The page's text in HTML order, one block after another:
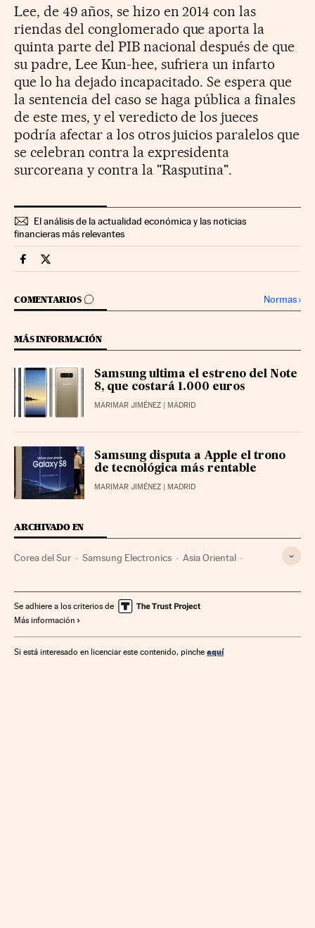
Lee, de 49 años, se hizo en 2014 con las
riendas del conglomerado que aporta la
quinta parte del PIB nacional después de que
su padre, Lee Kun-hee, sufriera un infarto
que lo ha dejado incapacitado. Se espera que
la sentencia del caso se haga pública a finales
de este mes, y el veredicto de los jueces
podría afectar a los otros juicios paralelos que
se celebran contra la expresidenta
surcoreana y contra la "Rasputina".
El análisis de la actualidad económica y las noticias
financieras más relevantes
Companias Cinco Días en Facebook
Companias Cinco Días en Twitter
COMENTARIOS
IR A LOS COMENTARIOS Normas›
MÁS INFORMACIÓN
Samsung ultima el estreno del Note
8, que costará 1.000 euros
MARIMAR JIMÉNEZ | MADRID
Samsung disputa a Apple el trono
de tecnológica más rentable
MARIMAR JIMÉNEZ | MADRID
ARCHIVADO EN
Corea del Sur Samsung Electronics Asia Oriental
Justicia
Se adhiere a los criterios de
Más información
Si está interesado en licenciar este contenido, pinche aquí